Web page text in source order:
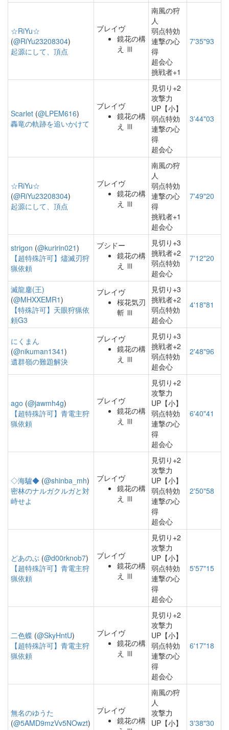
☆RiYu☆
(@RiYu23208304)
起源にして、頂点
ブレイヴ
鏡花の構
え Ⅲ
南風の狩
人
弱点特効
連撃の心
得
超会心
挑戦者+1
7'35"93
Scarlet (@LPEM616)
轟竜の軌跡を追いかけて
ブレイヴ
鏡花の構
え Ⅲ
見切り+2
攻撃力
UP【小】
弱点特効
連撃の心
得
超会心
3'44"03
☆RiYu☆
(@RiYu23208304)
起源にして、頂点
ブレイヴ
鏡花の構
え Ⅲ
南風の狩
人
弱点特効
連撃の心
得
挑戦者+1
超会心
7'49"20
strigon (@kuririn021)
【超特殊許可】燼滅刃狩
猟依頼
ブシドー
鏡花の構
え Ⅲ
見切り+3
挑戦者+2
弱点特効
超会心
7'12"20
滅龍鏖(王)
(@MHXXEMR1)
【特殊許可】天眼狩猟依
頼G3
ブレイヴ
桜花気刃
斬 Ⅲ
見切り+3
挑戦者+2
弱点特効
超会心
4'18"81
にくまん
(@nikuman1341)
遺群嶺の難題解決
ブレイヴ
鏡花の構
え Ⅲ
見切り+3
挑戦者+2
弱点特効
超会心
2'48"96
ago (@jawmh4g)
【超特殊許可】青電主狩
猟依頼
ブレイヴ
鏡花の構
え Ⅲ
見切り+2
攻撃力
UP【小】
弱点特効
連撃の心
得
超会心
6'40"41
◇海驢◆ (@shinba_mh)
密林のナルガクルガと対
峙せよ
ブレイヴ
鏡花の構
え Ⅲ
見切り+2
攻撃力
UP【小】
弱点特効
連撃の心
得
超会心
2'50"58
どあのぶ (@d00rknob7)
【超特殊許可】青電主狩
猟依頼
ブレイヴ
鏡花の構
え Ⅲ
見切り+2
攻撃力
UP【小】
弱点特効
連撃の心
得
超会心
5'57"15
二色蝶 (@SkyHntU)
【超特殊許可】青電主狩
猟依頼
ブレイヴ
鏡花の構
え Ⅲ
見切り+2
攻撃力
UP【小】
弱点特効
連撃の心
得
超会心
6'17"18
無名のゆうた
(@5AMD9mzVv5NOwzt)
ブレイヴ
鏡花の構
南風の狩
人
攻撃力
UP【小】
3'38"30